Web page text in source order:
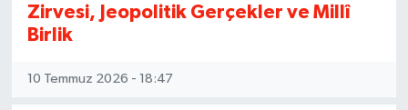
Zirvesi, Jeopolitik Gerçekler ve Millî
Birlik
10 Temmuz 2026 - 18:47